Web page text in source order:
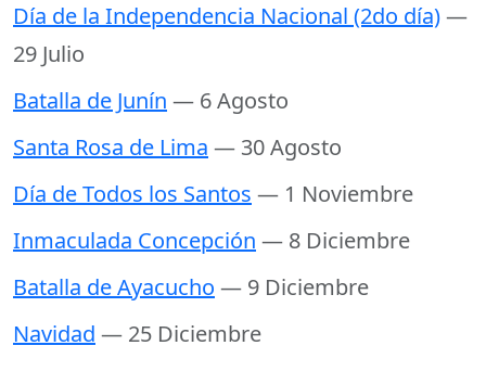
Día de la Independencia Nacional (2do día)—
29 Julio
Batalla de Junín — 6 Agosto
Santa Rosa de Lima — 30 Agosto
Día de Todos los Santos — 1 Noviembre
Inmaculada Concepción — 8 Diciembre
Batalla de Ayacucho — 9 Diciembre
Navidad — 25 Diciembre